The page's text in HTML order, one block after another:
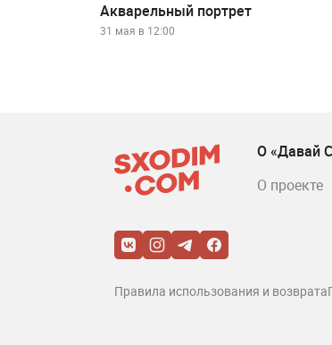
Акварельный портрет
31 мая в 12:00
О «Давай
О проекте
Правила использования и возврата